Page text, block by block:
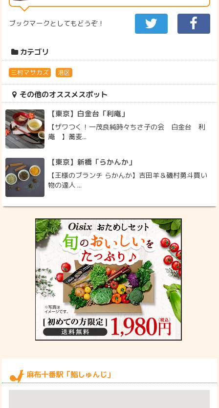
ブックマークとしてもどうぞ！
カテゴリ
三村マサカズ 港区
その他のオススメスポット
【東京】白金台「利庵」
【ザワつく！一茂良純時々ちさ子の会 白金台 利
庵 】蕎麦...
【東京】新橋「らかんか」
【王様のブランチ らかんか】吉田羊＆磯村勇斗買い
物の達人 ...
麻布十番駅「鮨しゅんじ」